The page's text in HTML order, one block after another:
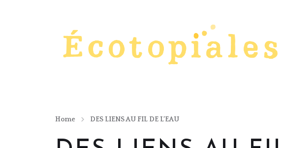
Festival des imaginaires écologiques
Home DES LIENS AU FIL DE L’EAU